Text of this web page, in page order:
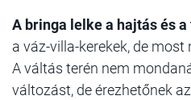
A bringa lelke a hajtásés a
a váz-villa-kerekek, de most
A váltás terén nem
változást, de érezhetőnek